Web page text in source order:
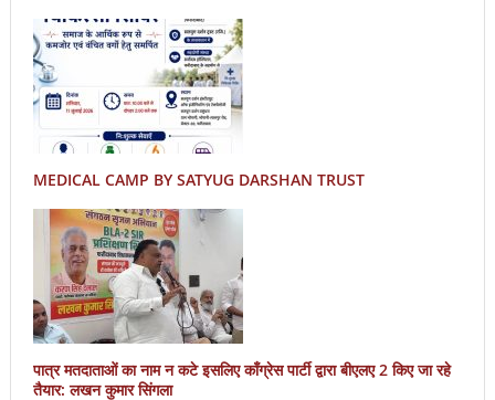
MEDICAL CAMP BY SATYUG DARSHAN TRUST
पात्र मतदाताओं का नाम न कटे इसलिए काँग्रेस पार्टी द्वारा बीएलए 2 किए जा रहे
तैयार: लखन कुमार सिंगला